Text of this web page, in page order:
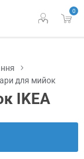
0
для мийок
IKEA